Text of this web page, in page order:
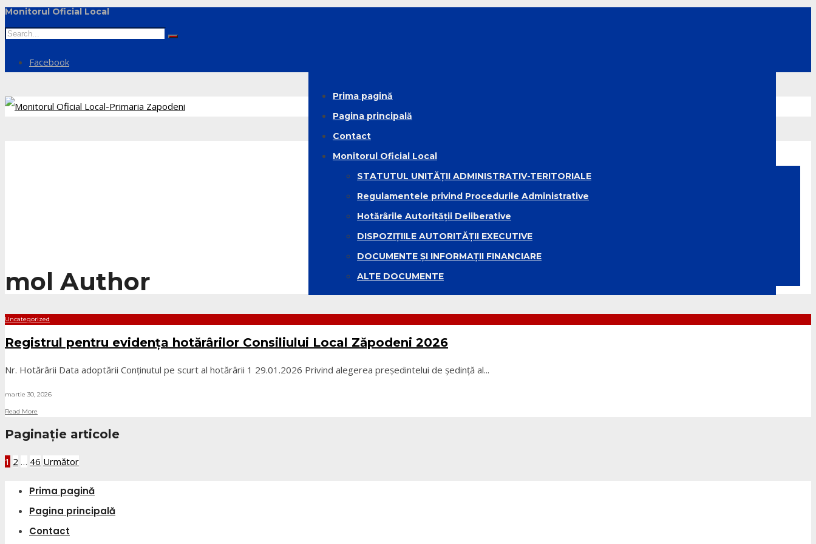
Monitorul Oficial Local
Facebook
Prima pagină
Pagina principală
Contact
Monitorul Oficial Local
STATUTUL UNITĂȚII ADMINISTRATIV-TERITORIALE
Regulamentele privind Procedurile Administrative
Hotărârile Autorității Deliberative
DISPOZIȚIILE AUTORITĂȚII EXECUTIVE
DOCUMENTE ȘI INFORMAȚII FINANCIARE
ALTE DOCUMENTE
mol Author
Uncategorized
Registrul pentru evidența hotărârilor Consiliului Local Zăpodeni 2026
Nr. Hotărârii Data adoptării Conținutul pe scurt al hotărârii 1 29.01.2026 Privind alegerea președintelui de ședință al...
martie 30, 2026
Read More
Paginație articole
1 2 … 46 Următor
Prima pagină
Pagina principală
Contact